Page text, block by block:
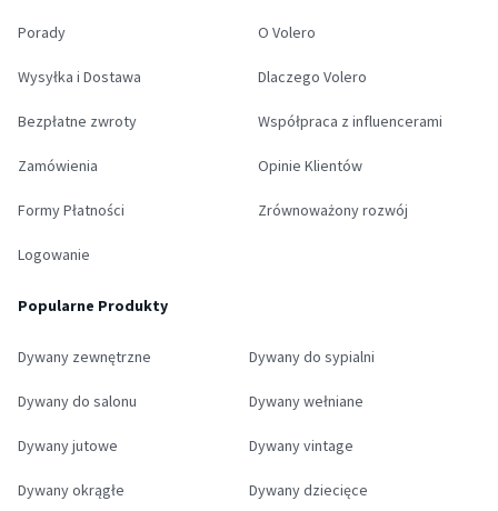
Porady
Wysyłka i Dostawa
Bezpłatne zwroty
Zamówienia
Formy Płatności
Logowanie
O Volero
Dlaczego Volero
Współpraca z influencerami
Opinie Klientów
Zrównoważony rozwój
Popularne Produkty
Dywany zewnętrzne Dywany do sypialni
Dywany do salonu Dywany wełniane
Dywany jutowe Dywany vintage
Dywany okrągłe Dywany dziecięce